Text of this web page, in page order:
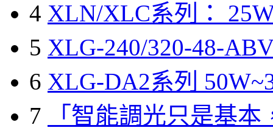
4 XLN/XLC系列：
5 XLG-240/320-48-
6 XLG-DA2系列
7
「智能調光只是基本